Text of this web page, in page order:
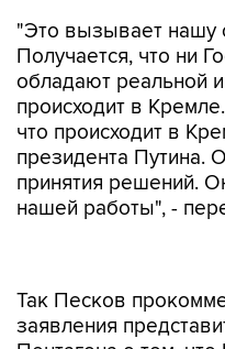
"Это вызывает нашу
Получается, что ни
обладают реальной
происходит в
что происходит в
президента Путина.
принятия решений.
нашей работы", -
Пентагона о том,
получает полную